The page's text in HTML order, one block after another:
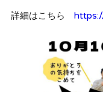
詳細はこちら